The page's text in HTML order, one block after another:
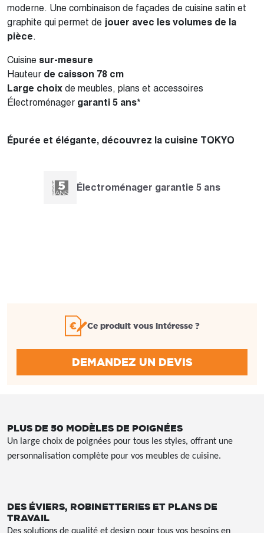
moderne. Une combinaison de façades de cuisine satin et
graphite qui permet de jouer avec les volumes de la
pièce.
Cuisine sur-mesure
Hauteur de caisson 78 cm
Large choix de meubles, plans et accessoires
Électroménager garanti 5 ans*
Épurée et élégante, découvrez la cuisine TOKYO
Électroménager garantie 5 ans
Ce produit vous intéresse ?
DEMANDEZ UN DEVIS
PLUS DE 50 MODÈLES DE POIGNÉES
Un large choix de poignées pour tous les styles, offrant une
personnalisation complète pour vos meubles de cuisine.
DES ÉVIERS, ROBINETTERIES ET PLANS DE
TRAVAIL
Des solutions de qualité et design pour tous vos besoins en